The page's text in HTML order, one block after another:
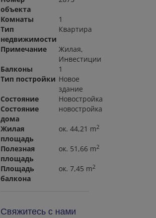
объекта
Комнаты
1
Тип
недвижимости
Квартира
Примечание
Жилая
Инвестиции
Балконы
1
Тип постройки Новое
здание
Состояние
Новостройка
Состояние
дома
новостройка
Жилая
площадь
ок. 44,21 m2
Полезная
площадь
ок. 51,66 m2
Площадь
балкона
ок. 7,45 m2
Свяжитесь с нами